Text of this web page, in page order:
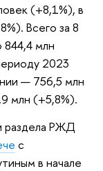
(+8,1%), в
Всего за 8
844,4 млн
2023
— 756,5 млн
млн (+5,8%).
раздела РЖД
с
в начале